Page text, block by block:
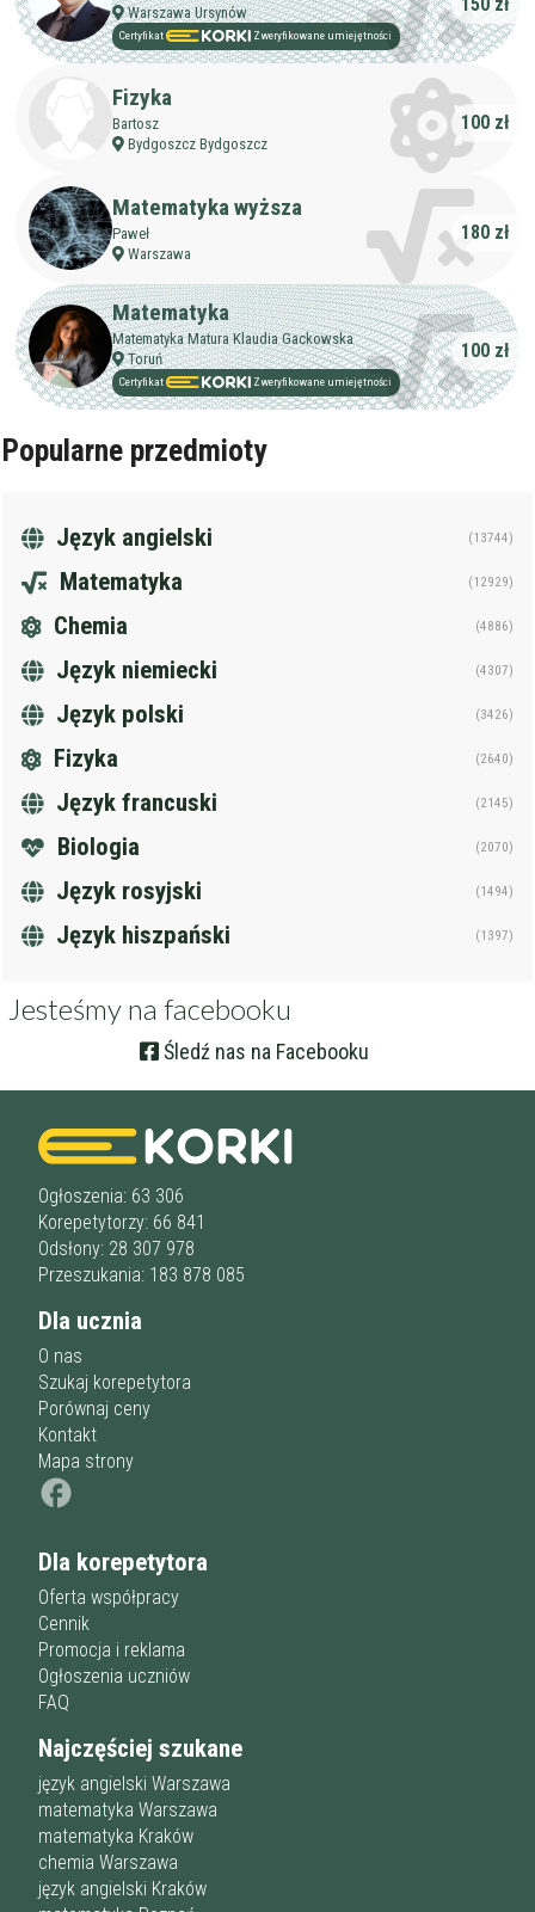
Warszawa Ursynów
Certyfikat Zweryfikowane umiejętności
Fizyka
Bartosz
Bydgoszcz Bydgoszcz
100 zł
Matematyka wyższa
Paweł
Warszawa
180 zł
Matematyka
Matematyka Matura Klaudia Gackowska
Toruń
Certyfikat Zweryfikowane umiejętności
100 zł
Popularne przedmioty
Język angielski (13744)
Matematyka (12929)
Chemia (4886)
Język niemiecki (4307)
Język polski (3426)
Fizyka (2640)
Język francuski (2145)
Biologia (2070)
Język rosyjski (1494)
Język hiszpański (1397)
Jesteśmy na facebooku
Śledź nas na Facebooku
Ogłoszenia: 63 306
Korepetytorzy: 66 841
Odsłony: 28 307 978
Przeszukania: 183 878 085
Dla ucznia
O nas
Szukaj korepetytora
Porównaj ceny
Kontakt
Mapa strony
Dla korepetytora
Oferta współpracy
Cennik
Promocja i reklama
Ogłoszenia uczniów
FAQ
Najczęściej szukane
język angielski Warszawa
matematyka Warszawa
matematyka Kraków
chemia Warszawa
język angielski Kraków